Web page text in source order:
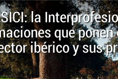
la
que ponen
ibérico y sus